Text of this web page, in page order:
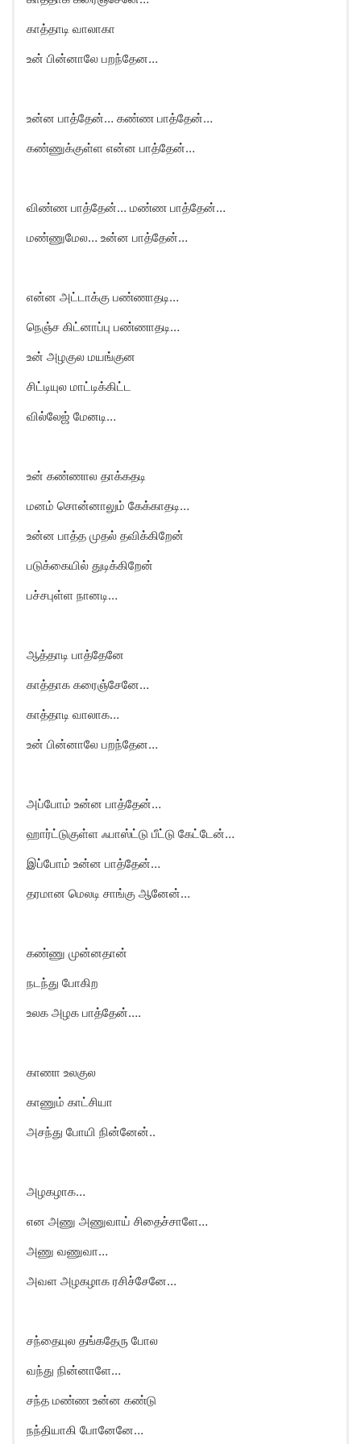
காத்தாடி வாலாகா
உன் பின்னாலே பறந்தேன…
உன்ன பாத்தேன்… கண்ண பாத்தேன்…
கண்ணுக்குள்ள என்ன பாத்தேன்…
விண்ண பாத்தேன்… மண்ண பாத்தேன்…
மண்ணுமேல… உன்ன பாத்தேன்…
என்ன அட்டாக்கு பண்ணாதடி…
நெஞ்ச கிட்னாப்பு பண்ணாதடி…
உன் அழகுல மயங்குன
சிட்டியுல மாட்டிக்கிட்ட
வில்லேஜ் மேனடி…
உன் கண்ணால தாக்கதடி
மனம் சொன்னாலும் கேக்காதடி…
உன்ன பாத்த முதல் தவிக்கிறேன்
படுக்கையில் துடிக்கிறேன்
பச்சபுள்ள நானடி…
ஆத்தாடி பாத்தேனே
காத்தாக கரைஞ்சேனே…
காத்தாடி வாலாக…
உன் பின்னாலே பறந்தேன…
அப்போம் உன்ன பாத்தேன்…
ஹார்ட்டுகுள்ள ஃபாஸ்ட்டு பீட்டு கேட்டேன்…
இப்போம் உன்ன பாத்தேன்…
தரமான மெலடி சாங்கு ஆனேன்…
கண்ணு முன்னதான்
நடந்து போகிற
உலக அழக பாத்தேன்….
காணா உலகுல
காணும் காட்சியா
அசந்து போயி நின்னேன்..
அழகழாக…
என அணு அணுவாய் சிதைச்சாளே…
அணு வணுவா…
அவள அழகழாக ரசிச்சேனே…
சந்தையுல தங்கதேரு போல
வந்து நின்னாளே…
சந்த மண்ண உன்ன கண்டு
நந்தியாகி போனேனே…